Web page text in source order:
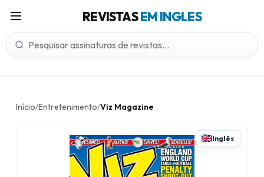
REVISTASEM INGLES
Início/Entretenimento/Viz Magazine
Inglês